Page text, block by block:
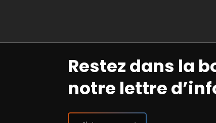
Restez dans la
notre lettre